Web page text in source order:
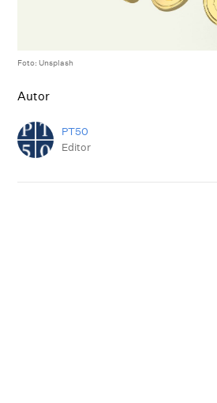
Foto: Unsplash
Autor
PT50
Editor